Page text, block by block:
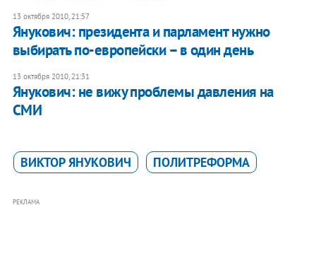
13 октября 2010, 21:57
Янукович: президента и парламент нужно
выбирать по-европейски – в один день
13 октября 2010, 21:31
​Янукович: не вижу проблемы давления на
СМИ
ВИКТОР ЯНУКОВИЧ ПОЛИТРЕФОРМА
РЕКЛАМА